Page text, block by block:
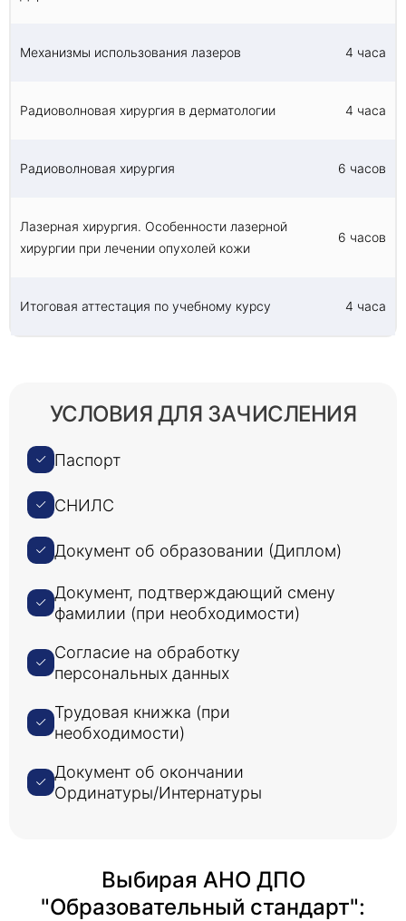
Механизмы использования лазеров 4 часа
Радиоволновая хирургия в дерматологии 4 часа
Радиоволновая хирургия 6 часов
Лазерная хирургия. Особенности лазерной
хирургии при лечении опухолей кожи
6 часов
Итоговая аттестация по учебному курсу 4 часа
УСЛОВИЯ ДЛЯ ЗАЧИСЛЕНИЯ
Паспорт
СНИЛС
Документ об образовании (Диплом)
Документ, подтверждающий смену
фамилии (при необходимости)
Согласие на обработку
персональных данных
Трудовая книжка (при
необходимости)
Документ об окончании
Ординатуры/Интернатуры
Выбирая АНО ДПО
"Образовательный стандарт":